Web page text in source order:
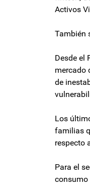
Activos
También
Desde el
mercado
de
Los
familias
respecto
Para el
consumo